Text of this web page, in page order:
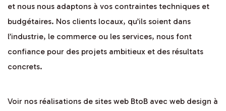
et nous nous adaptons à vos contraintes techniques et
budgétaires. Nos clients locaux, qu’ils soient dans
l’industrie, le commerce ou les services, nous font
confiance pour des projets ambitieux et des résultats
concrets.
Voir nos réalisations de sites web BtoB avec web design à